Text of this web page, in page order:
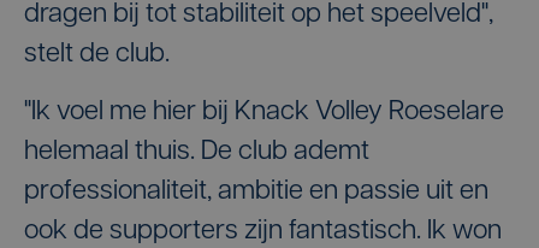
dragen bij tot stabiliteit op het speelveld",
stelt de club.
"Ik voel me hier bij Knack Volley Roeselare
helemaal thuis. De club ademt
professionaliteit, ambitie en passie uit en
ook de supporters zijn fantastisch. Ik won